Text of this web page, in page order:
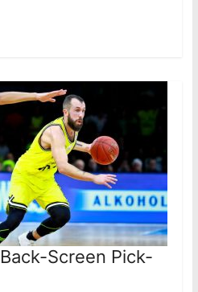
Screen Pick-